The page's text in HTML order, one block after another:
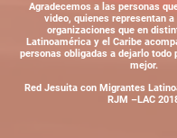
Agradecemos a las personas
video, quienes representan
organizaciones que en
Latinoamérica y el Caribe
personas obligadas a dejarlo todo
mejor.
Red Jesuita con Migrantes
RJM –LAC